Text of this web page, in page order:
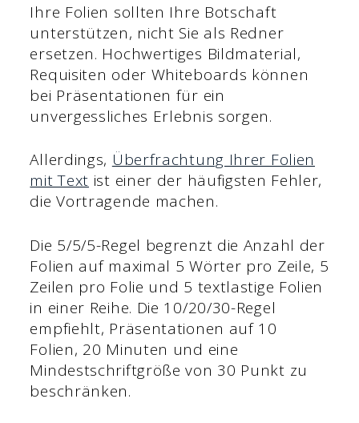
Ihre Folien sollten Ihre Botschaft
unterstützen, nicht Sie als Redner
ersetzen. Hochwertiges Bildmaterial,
Requisiten oder Whiteboards können
bei Präsentationen für ein
unvergessliches Erlebnis sorgen.
Allerdings, Überfrachtung Ihrer Folien
mit Text ist einer der häufigsten Fehler,
die Vortragende machen.
Die 5/5/5-Regel begrenzt die Anzahl der
Folien auf maximal 5 Wörter pro Zeile, 5
Zeilen pro Folie und 5 textlastige Folien
in einer Reihe. Die 10/20/30-Regel
empfiehlt, Präsentationen auf 10
Folien, 20 Minuten und eine
Mindestschriftgröße von 30 Punkt zu
beschränken.